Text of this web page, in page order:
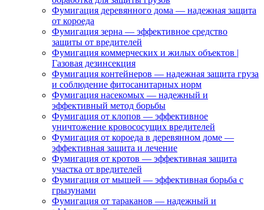
Фумигация деревянного дома — надежная защита
от короеда
Фумигация зерна — эффективное средство
защиты от вредителей
Фумигация коммерческих и жилых объектов |
Газовая дезинсекция
Фумигация контейнеров — надежная защита груза
и соблюдение фитосанитарных норм
Фумигация насекомых — надежный и
эффективный метод борьбы
Фумигация от клопов — эффективное
уничтожение кровососущих вредителей
Фумигация от короеда в деревянном доме —
эффективная защита и лечение
Фумигация от кротов — эффективная защита
участка от вредителей
Фумигация от мышей — эффективная борьба с
грызунами
Фумигация от тараканов — надежный и